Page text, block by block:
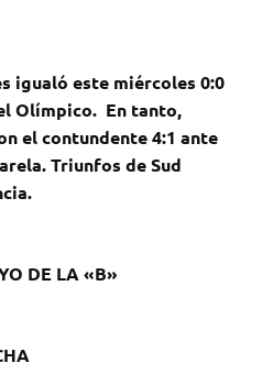
igualó este miércoles 0:0
Olímpico. En tanto,
el contundente 4:1 ante
Triunfos de Sud
DE LA «B»